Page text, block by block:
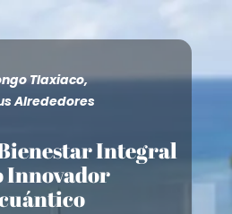
Tlaxiaco,
Alrededores
Integral
Innovador